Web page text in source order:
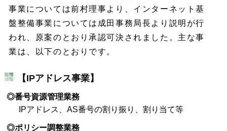
事業については前村理事より、インターネット基
盤整備事業については成田事務局長より説明が行
われ、原案のとおり承認可決されました。主な事
業は、以下のとおりです。
【IPアドレス事業】
◎番号資源管理業務
IPアドレス、AS番号の割り振り、割り当て等
◎ポリシー調整業務